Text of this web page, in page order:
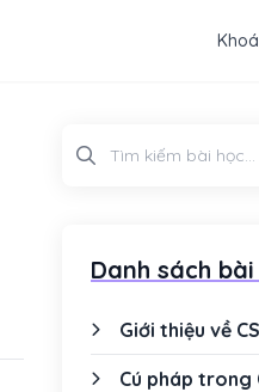
Danh sách bài
Giới thiệu về
Cú pháp trong